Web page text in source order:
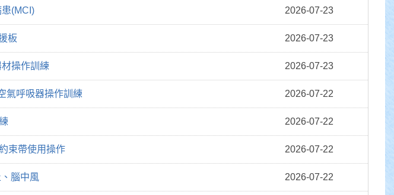
(MCI) 2026-07-23
板 2026-07-23
操作訓練 2026-07-23
氣呼吸器操作訓練 2026-07-22
2026-07-22
束帶使用操作 2026-07-22
腦中風 2026-07-22